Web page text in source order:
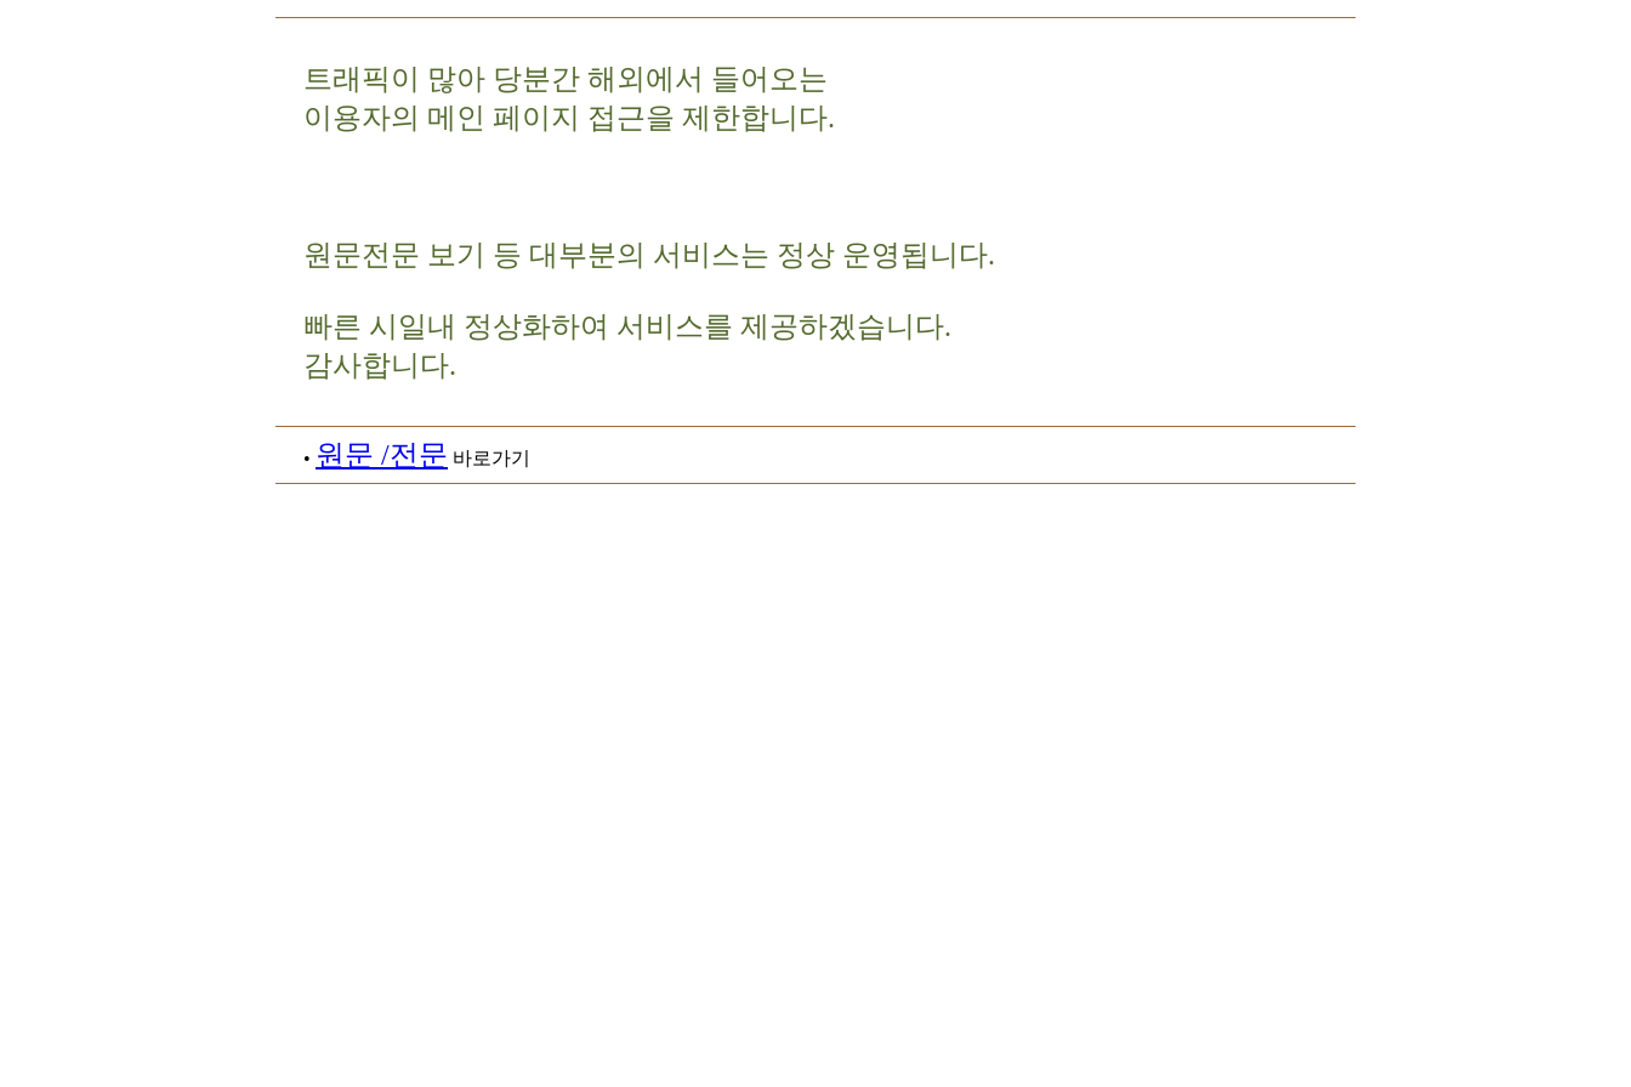
트래픽이 많아 당분간 해외에서 들어오는
이용자의 메인 페이지 접근을 제한합니다.
원문전문 보기 등 대부분의 서비스는 정상 운영됩니다.
빠른 시일내 정상화하여 서비스를 제공하겠습니다.
감사합니다.
• 원문 /전문 바로가기